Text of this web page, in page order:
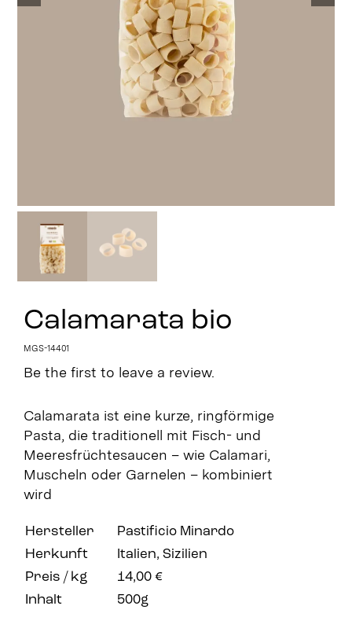
Calamarata bio
MGS-14401
Be the first to leave a review.
Calamarata ist eine kurze, ringförmige
Pasta, die traditionell mit Fisch- und
Meeresfrüchtesaucen – wie Calamari,
Muscheln oder Garnelen – kombiniert
wird
Hersteller
Pastificio Minardo
Herkunft
Italien, Sizilien
Preis / kg
14,00 €
Inhalt
500g